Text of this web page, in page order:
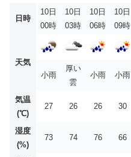
日時
10日
00時
10日
03時
10日
06時
10日
09時
天気
小雨
厚い
雲
小雨 小雨
気温
(℃)
27 26 26 30
湿度
(%)
73 74 76 66